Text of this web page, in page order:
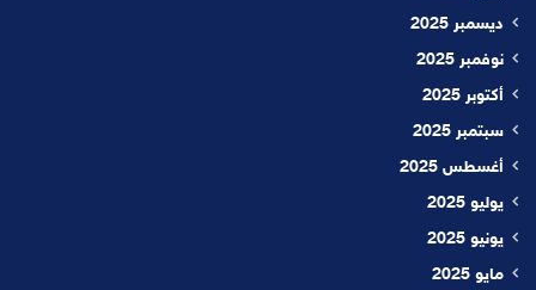
ديسمبر 2025
نوفمبر 2025
أكتوبر 2025
سبتمبر 2025
أغسطس 2025
يوليو 2025
يونيو 2025
مايو 2025